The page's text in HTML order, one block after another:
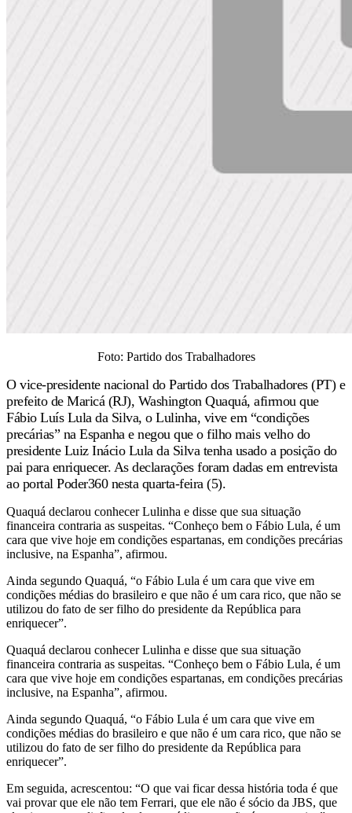
Foto: Partido dos Trabalhadores
O vice-presidente nacional do Partido dos Trabalhadores (PT) e
prefeito de Maricá (RJ), Washington Quaquá, afirmou que
Fábio Luís Lula da Silva, o Lulinha, vive em “condições
precárias” na Espanha e negou que o filho mais velho do
presidente Luiz Inácio Lula da Silva tenha usado a posição do
pai para enriquecer. As declarações foram dadas em entrevista
ao portal Poder360 nesta quarta-feira (5).
Quaquá declarou conhecer Lulinha e disse que sua situação
financeira contraria as suspeitas. “Conheço bem o Fábio Lula, é um
cara que vive hoje em condições espartanas, em condições precárias
inclusive, na Espanha”, afirmou.
Ainda segundo Quaquá, “o Fábio Lula é um cara que vive em
condições médias do brasileiro e que não é um cara rico, que não se
utilizou do fato de ser filho do presidente da República para
enriquecer”.
Quaquá declarou conhecer Lulinha e disse que sua situação
financeira contraria as suspeitas. “Conheço bem o Fábio Lula, é um
cara que vive hoje em condições espartanas, em condições precárias
inclusive, na Espanha”, afirmou.
Ainda segundo Quaquá, “o Fábio Lula é um cara que vive em
condições médias do brasileiro e que não é um cara rico, que não se
utilizou do fato de ser filho do presidente da República para
enriquecer”.
Em seguida, acrescentou: “O que vai ficar dessa história toda é que
vai provar que ele não tem Ferrari, que ele não é sócio da JBS, que